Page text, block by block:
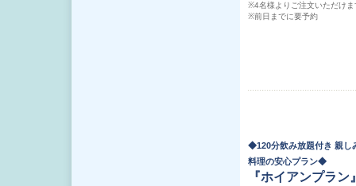
※4名様よりご注文いただけま
※前日までに要予約
◆120分飲み放題付き 親し
料理の安心プラン◆
『ホイアンプラン